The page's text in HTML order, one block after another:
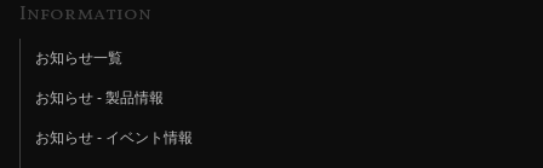
Information
お知らせ一覧
お知らせ - 製品情報
お知らせ - イベント情報